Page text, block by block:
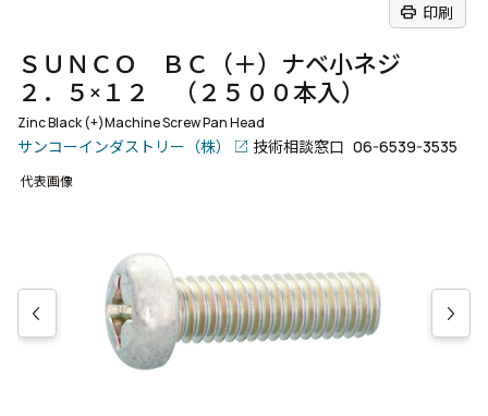
print 印刷
ＳＵＮＣＯ ＢＣ（＋）ナベ小ネジ
２．５×１２ （２５００本入）
Zinc Black (+)Machine Screw Pan Head
サンコーインダストリー（株） 技術相談窓口 06-6539-3535
代表画像